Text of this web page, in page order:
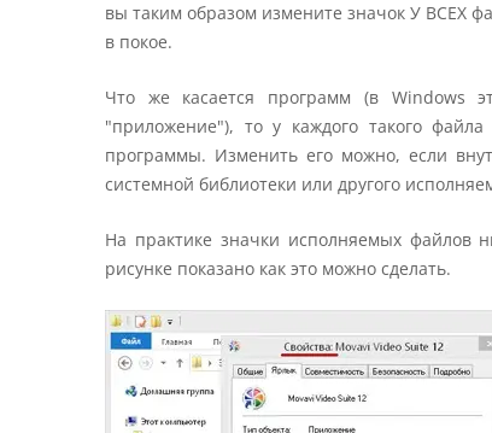
вы таким образом измените значок У ВСЕХ
в покое.
Что же касается программ (в Windows
"приложение"), то у каждого такого
программы. Изменить его можно, если
системной библиотеки или другого
На практике значки исполняемых файлов
рисунке показано как это можно сделать.